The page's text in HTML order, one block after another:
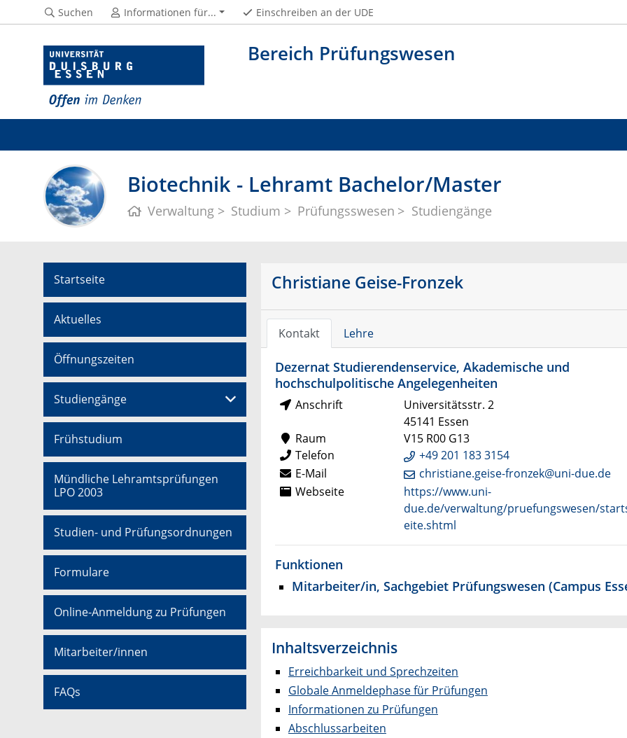
Bereich Prüfungswesen
Suchen Informationen für... Einschreiben an der UDE
Biotechnik - Lehramt Bachelor/Master
Verwaltung Studium Prüfungsswesen Studiengänge
Startseite
Aktuelles
Öffnungszeiten
Studiengänge
Frühstudium
Mündliche Lehramtsprüfungen
LPO 2003
Studien- und Prüfungsordnungen
Formulare
Online-Anmeldung zu Prüfungen
Mitarbeiter/innen
FAQs
Christiane Geise-Fronzek
Kontakt Lehre
Dezernat Studierendenservice, Akademische und
hochschulpolitische Angelegenheiten
Anschrift
Universitätsstr. 2
45141 Essen
Raum
V15 R00 G13
Telefon
+49 201 183 3154
E-Mail
christiane.geise-fronzek@uni-due.de
Webseite
https://www.uni-
due.de/verwaltung/pruefungswesen/
eite.shtml
Funktionen
Mitarbeiter/in, Sachgebiet Prüfungswesen (Campus
Inhaltsverzeichnis
Erreichbarkeit und Sprechzeiten
Globale Anmeldephase für Prüfungen
Informationen zu Prüfungen
Abschlussarbeiten